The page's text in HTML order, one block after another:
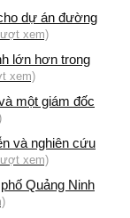
dự án đường
xem)
lớn hơn trong
xem)
một giám đốc
và nghiên cứu
xem)
Quảng Ninh